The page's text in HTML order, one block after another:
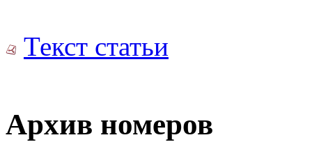
Текст статьи
Архив номеров